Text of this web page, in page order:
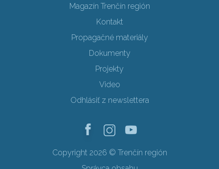
Magazín Trenčín región
Kontakt
Propagačné materiály
Dokumenty
Projekty
Video
Odhlásiť z newslettera
Copyright 2026 © Trenčín región